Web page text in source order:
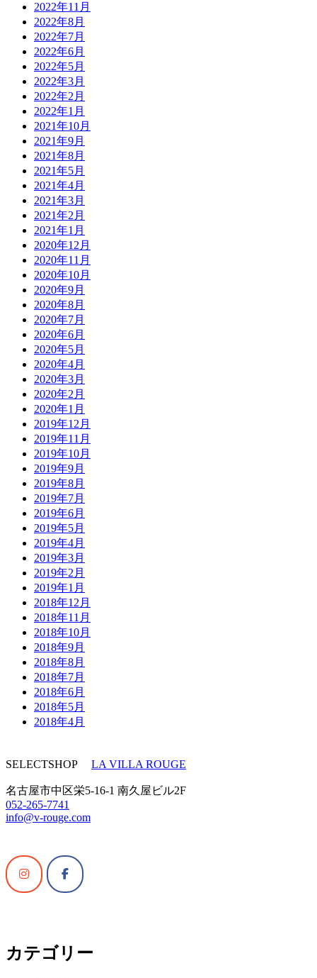
2022年11月
2022年8月
2022年7月
2022年6月
2022年5月
2022年3月
2022年2月
2022年1月
2021年10月
2021年9月
2021年8月
2021年5月
2021年4月
2021年3月
2021年2月
2021年1月
2020年12月
2020年11月
2020年10月
2020年9月
2020年8月
2020年7月
2020年6月
2020年5月
2020年4月
2020年3月
2020年2月
2020年1月
2019年12月
2019年11月
2019年10月
2019年9月
2019年8月
2019年7月
2019年6月
2019年5月
2019年4月
2019年3月
2019年2月
2019年1月
2018年12月
2018年11月
2018年10月
2018年9月
2018年8月
2018年7月
2018年6月
2018年5月
2018年4月
SELECTSHOP LA VILLA ROUGE
名古屋市中区栄5-16-1 南久屋ビル2F
052-265-7741
info@v-rouge.com
カテゴリー